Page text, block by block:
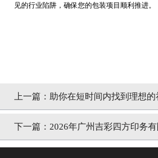
见的行业陷阱，确保您的包装项目顺利推进。
上一篇： 助你在短时间内找到理想
彩四方]
下一篇： 2026年广州吉彩四方印务